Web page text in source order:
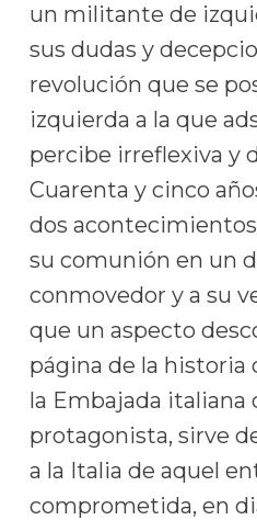
un militante de
sus dudas y
revolución que se
izquierda a la que
percibe irreflexiva y
Cuarenta y cinco
dos
su comunión en un
conmovedor y a su
que un aspecto
página de la historia
la Embajada italiana
protagonista, sirve
a la Italia de aquel
comprometida, en